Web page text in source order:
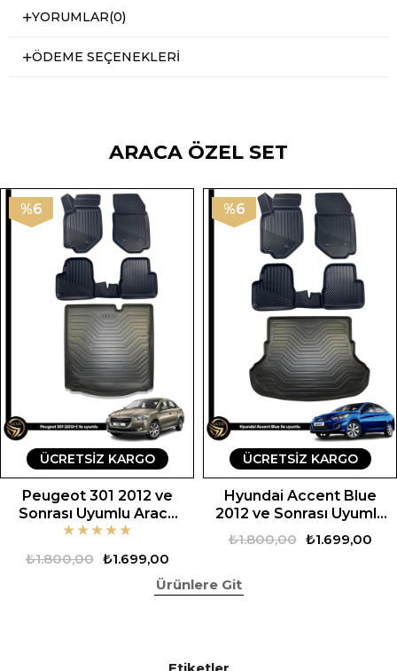
YORUMLAR(0)
ÖDEME SEÇENEKLERI
ARACA ÖZEL SET
Peugeot 301 2012 ve
Sonrası Uyumlu Araca
Özel Set
★★★★★
₺1.699,00
₺1.800,00
%6
ÜCRETSIZ KARGO
Hyundai Accent Blue
2012 ve Sonrası Uyumlu
Araca Özel Set
₺1.699,00
₺1.800,00
%6
ÜCRETSIZ KARGO
Ürünlere Git